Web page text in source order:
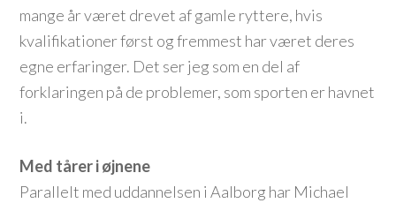
mange år været drevet af gamle ryttere, hvis
kvalifikationer først og fremmest har været deres
egne erfaringer. Det ser jeg som en del af
forklaringen på de problemer, som sporten er havnet
i.
Med tårer i øjnene
Parallelt med uddannelsen i Aalborg har Michael